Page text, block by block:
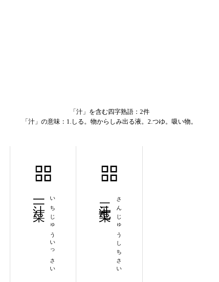
「汁」を含む四字熟語：2件
「汁」の意味：1.しる。物からしみ出る液。2.つゆ。吸い物。
いちじゅういっさい
一汁一菜 さんじゅうしちさい